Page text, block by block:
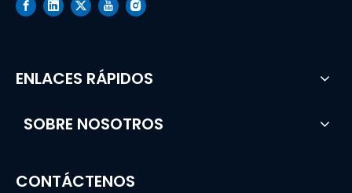
ENLACES RÁPIDOS
SOBRE NOSOTROS
CONTÁCTENOS